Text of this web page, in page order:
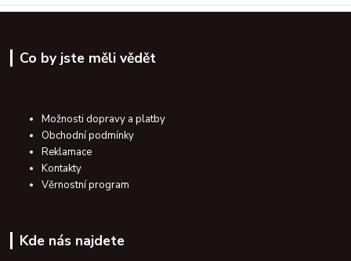
Co by jste měli vědět
Možnosti dopravy a platby
Obchodní podmínky
Reklamace
Kontakty
Věrnostní program
Kde nás najdete